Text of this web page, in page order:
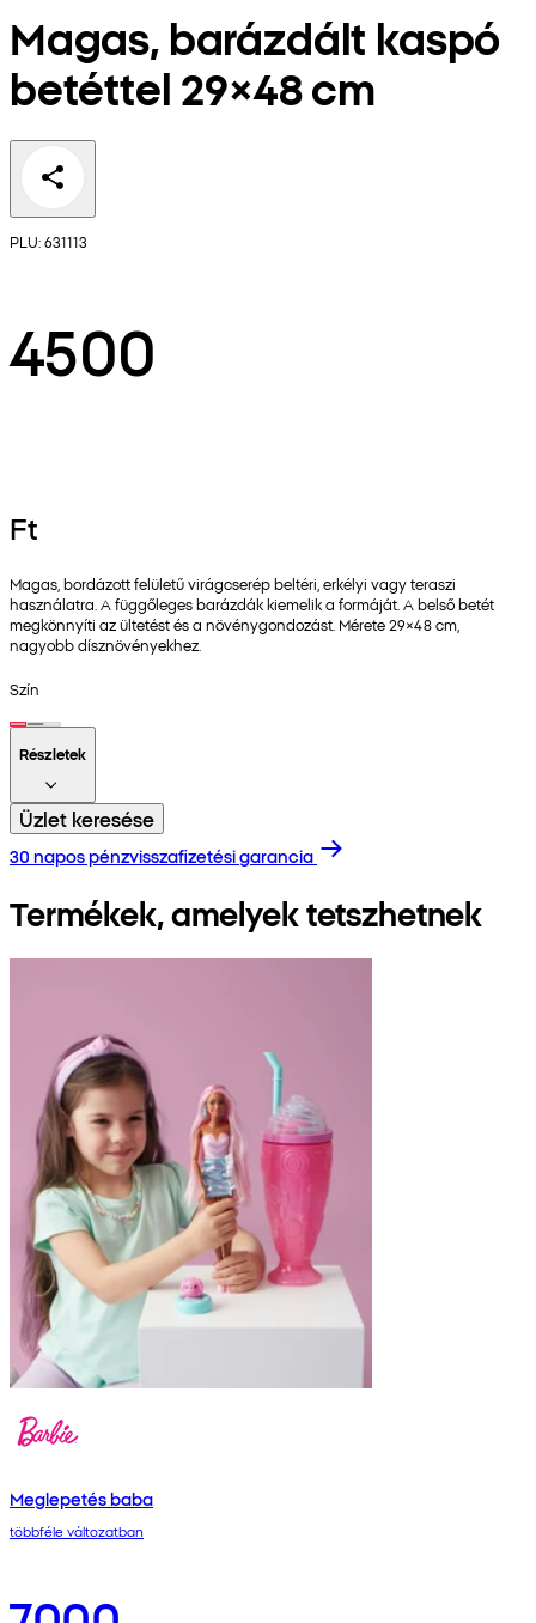
Magas, barázdált kaspó
betéttel 29×48 cm
PLU: 631113
4500
Ft
Magas, bordázott felületű virágcserép beltéri, erkélyi vagy teraszi
használatra. A függőleges barázdák kiemelik a formáját. A belső betét
megkönnyíti az ültetést és a növénygondozást. Mérete 29×48 cm,
nagyobb dísznövényekhez.
Szín
Részletek
Üzlet keresése
30 napos pénzvisszafizetési garancia
Termékek, amelyek tetszhetnek
Meglepetés baba
többféle változatban